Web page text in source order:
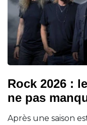
Rock 2026 :
ne pas
Après une saison